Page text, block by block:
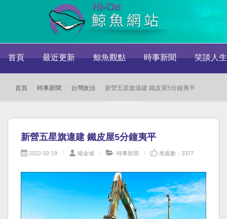
首頁 最近更新 鯨魚觀點 時事新聞 笑談人生
首頁 時事新聞 台灣政治 新營五星旗違建 鐵皮屋5分鐘夷平
新營五星旗違建 鐵皮屋5分鐘夷平
2022-02-19 楊金城 時事新聞 推薦數：3377